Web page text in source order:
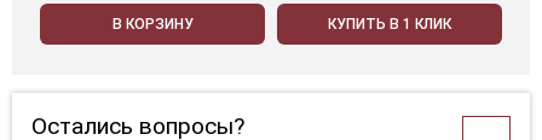
В КОРЗИНУ КУПИТЬ В 1 КЛИК
Остались вопросы?